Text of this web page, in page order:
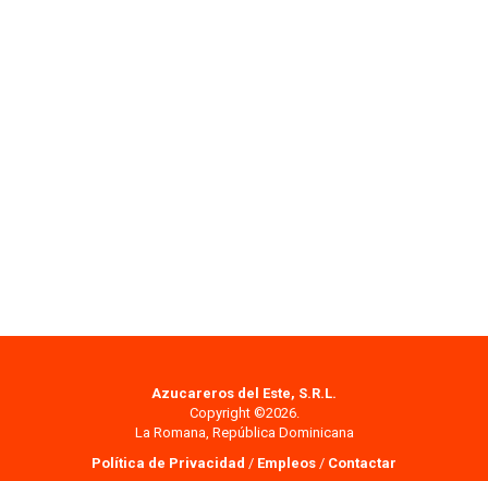
Azucareros del Este, S.R.L.
Copyright ©2026.
La Romana, República Dominicana
Política de Privacidad / Empleos / Contactar